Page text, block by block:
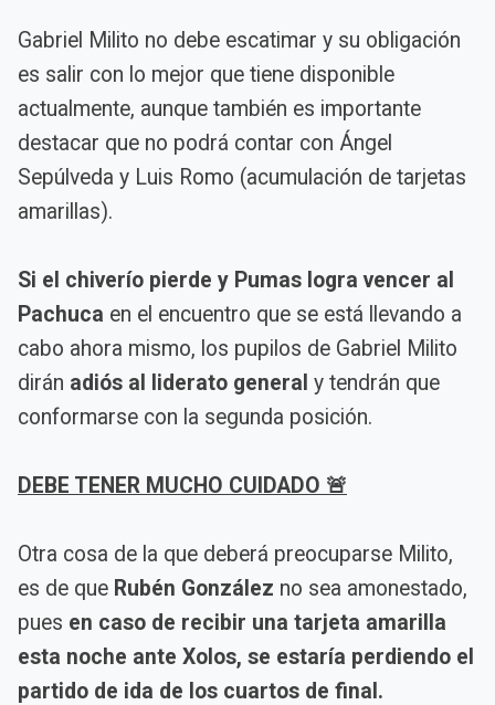
Gabriel Milito no debe escatimar y su obligación
es salir con lo mejor que tiene disponible
actualmente, aunque también es importante
destacar que no podrá contar con Ángel
Sepúlveda y Luis Romo (acumulación de tarjetas
amarillas).
Si el chiverío pierde y Pumas logra vencer al
Pachuca en el encuentro que se está llevando a
cabo ahora mismo, los pupilos de Gabriel Milito
dirán adiós al liderato general y tendrán que
conformarse con la segunda posición.
DEBE TENER MUCHO CUIDADO 🚨
Otra cosa de la que deberá preocuparse Milito,
es de que Rubén González no sea amonestado,
pues en caso de recibir una tarjeta amarilla
esta noche ante Xolos, se estaría perdiendo el
partido de ida de los cuartos de final.